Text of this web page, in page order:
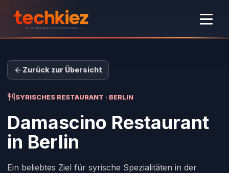
Zurück zur Übersicht
SYRISCHES RESTAURANT · BERLIN
Damascino Restaurant
in Berlin
Ein beliebtes Ziel für syrische Spezialitäten in der